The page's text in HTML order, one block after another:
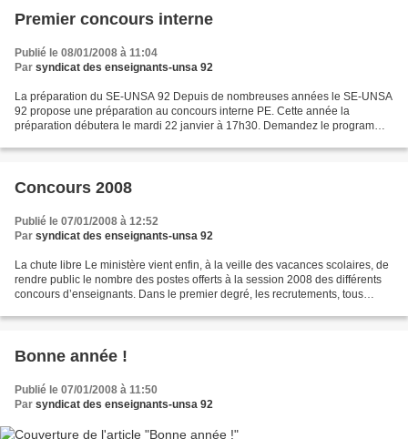
Premier concours interne
Publié le 08/01/2008 à 11:04
Par syndicat des enseignants-unsa 92
La préparation du SE-UNSA 92 Depuis de nombreuses années le SE-UNSA
92 propose une préparation au concours interne PE. Cette année la
préparation débutera le mardi 22 janvier à 17h30. Demandez le programme
Concours 2008
Publié le 07/01/2008 à 12:52
Par syndicat des enseignants-unsa 92
La chute libre Le ministère vient enfin, à la veille des vacances scolaires, de
rendre public le nombre des postes offerts à la session 2008 des différents
concours d’enseignants. Dans le premier degré, les recrutements, tous
Bonne année !
Publié le 07/01/2008 à 11:50
Par syndicat des enseignants-unsa 92